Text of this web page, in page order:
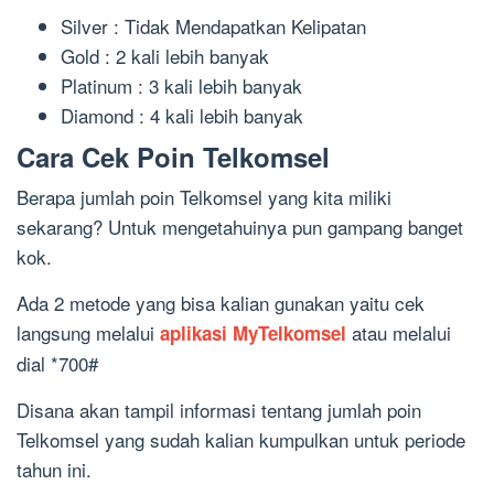
Silver : Tidak Mendapatkan Kelipatan
Gold : 2 kali lebih banyak
Platinum : 3 kali lebih banyak
Diamond : 4 kali lebih banyak
Cara Cek Poin Telkomsel
Berapa jumlah poin Telkomsel yang kita miliki
sekarang? Untuk mengetahuinya pun gampang banget
kok.
Ada 2 metode yang bisa kalian gunakan yaitu cek
langsung melalui aplikasi MyTelkomsel atau melalui
dial *700#
Disana akan tampil informasi tentang jumlah poin
Telkomsel yang sudah kalian kumpulkan untuk periode
tahun ini.